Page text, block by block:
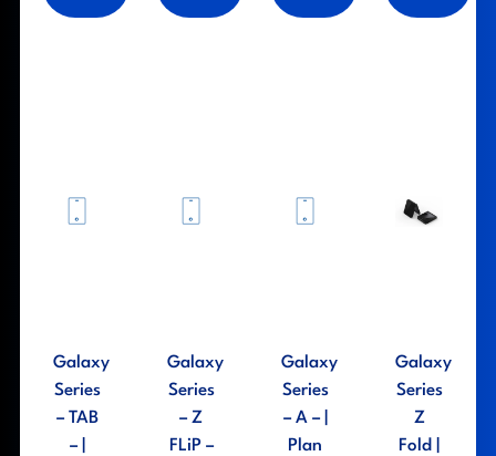
Galaxy
Series
– TAB
– |
Galaxy
Series
– Z
FLiP –
Galaxy
Series
– A – |
Plan
Galaxy
Series
Z
Fold |